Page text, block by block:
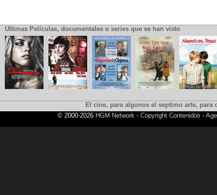
Últimas Películas, documentales o series que se han visto
El cine, para algunos el septimo arte,
© 2000-2026 HGM Network- Copyright Contenidos -